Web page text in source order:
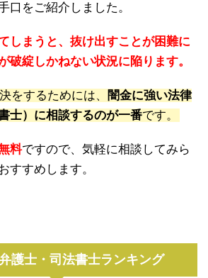
口をご紹介しました。
しまうと、抜け出すことが困難に
破綻しかねない状況に陥ります。
をするためには、
闇金に強い法律
士）に相談するのが一番です。
料ですので、気軽に相談してみら
すすめします。
護士・司法書士ランキング